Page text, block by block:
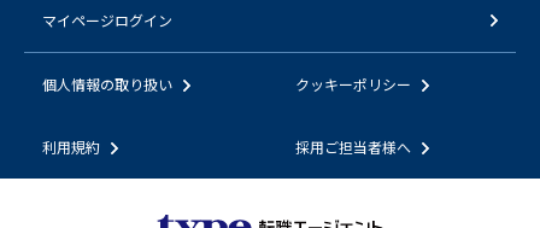
マイページログイン
個人情報の取り扱い クッキーポリシー
利用規約 採用ご担当者様へ